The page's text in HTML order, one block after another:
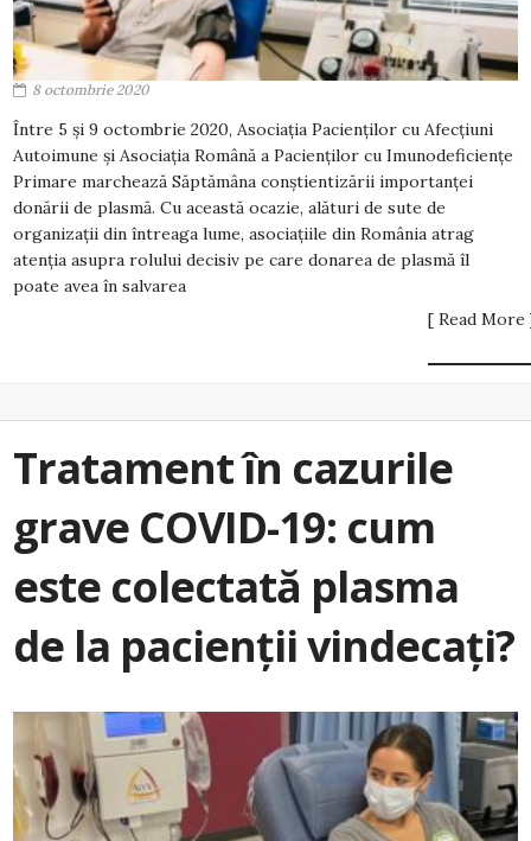
8 octombrie 2020
Între 5 și 9 octombrie 2020, Asociația Pacienților cu Afecțiuni
Autoimune și Asociația Română a Pacienților cu Imunodeficiențe
Primare marchează Săptămâna conștientizării importanței
donării de plasmă. Cu această ocazie, alături de sute de
organizații din întreaga lume, asociațiile din România atrag
atenția asupra rolului decisiv pe care donarea de plasmă îl
poate avea în salvarea
[ Read More
Tratament în cazurile
grave COVID-19: cum
este colectată plasma
de la pacienții vindecați?